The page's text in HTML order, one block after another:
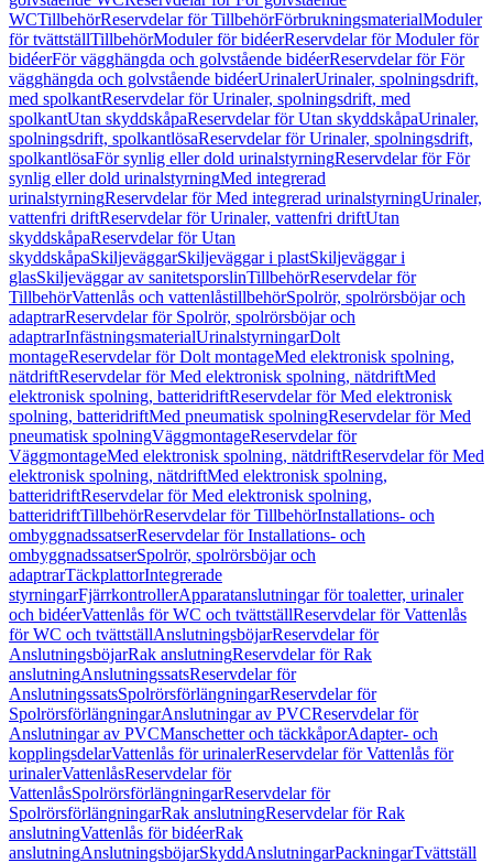
WCTillbehörReservdelar för TillbehörFörbrukningsmaterialModuler
för tvättställTillbehörModuler för bidéerReservdelar för Moduler för
bidéerFör vägghängda och golvstående bidéerReservdelar för För
vägghängda och golvstående bidéerUrinalerUrinaler, spolningsdrift,
med spolkantReservdelar för Urinaler, spolningsdrift, med
spolkantUtan skyddskåpaReservdelar för Utan skyddskåpaUrinaler,
spolningsdrift, spolkantlösaReservdelar för Urinaler, spolningsdrift,
spolkantlösaFör synlig eller dold urinalstyrningReservdelar för För
synlig eller dold urinalstyrningMed integrerad
urinalstyrningReservdelar för Med integrerad urinalstyrningUrinaler,
vattenfri driftReservdelar för Urinaler, vattenfri driftUtan
skyddskåpaReservdelar för Utan
skyddskåpaSkiljeväggarSkiljeväggar i plastSkiljeväggar i
glasSkiljeväggar av sanitetsporslinTillbehörReservdelar för
TillbehörVattenlås och vattenlåstillbehörSpolrör, spolrörsböjar och
adaptrarReservdelar för Spolrör, spolrörsböjar och
adaptrarInfästningsmaterialUrinalstyrningarDolt
montageReservdelar för Dolt montageMed elektronisk spolning,
nätdriftReservdelar för Med elektronisk spolning, nätdriftMed
elektronisk spolning, batteridriftReservdelar för Med elektronisk
spolning, batteridriftMed pneumatisk spolningReservdelar för Med
pneumatisk spolningVäggmontageReservdelar för
VäggmontageMed elektronisk spolning, nätdriftReservdelar för Med
elektronisk spolning, nätdriftMed elektronisk spolning,
batteridriftReservdelar för Med elektronisk spolning,
batteridriftTillbehörReservdelar för TillbehörInstallations- och
ombyggnadssatserReservdelar för Installations- och
ombyggnadssatserSpolrör, spolrörsböjar och
adaptrarTäckplattorIntegrerade
styrningarFjärrkontrollerApparatanslutningar för toaletter, urinaler
och bidéerVattenlås för WC och tvättställReservdelar för Vattenlås
för WC och tvättställAnslutningsböjarReservdelar för
AnslutningsböjarRak anslutningReservdelar för Rak
anslutningAnslutningssatsReservdelar för
AnslutningssatsSpolrörsförlängningarReservdelar för
SpolrörsförlängningarAnslutningar av PVCReservdelar för
Anslutningar av PVCManschetter och täckkåporAdapter- och
kopplingsdelarVattenlås för urinalerReservdelar för Vattenlås för
urinalerVattenlåsReservdelar för
VattenlåsSpolrörsförlängningarReservdelar för
SpolrörsförlängningarRak anslutningReservdelar för Rak
anslutningVattenlås för bidéerRak
anslutningAnslutningsböjarSkyddAnslutningarPackningarTvättställ